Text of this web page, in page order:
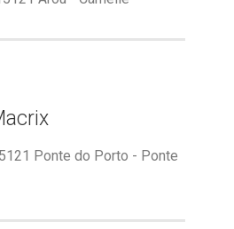
Ponte do Porto - Ponte